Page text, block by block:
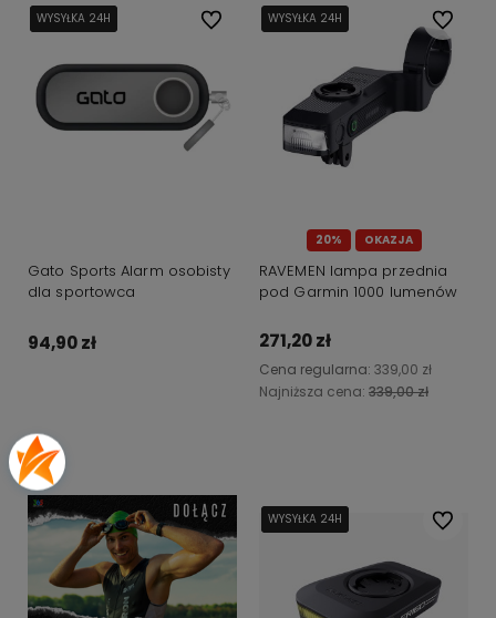
WYSYŁKA 24H
WYSYŁKA 24H
WYSYŁKA 24H
Gato Sports Alarm osobisty
dla sportowca
94,90 zł
Do ulubionych
20% OKAZJA
WYSYŁKA 24H
WYSYŁKA 24H
RAVEMEN lampa przednia
pod Garmin 1000 lumenów
271,20 zł
Cena regularna: 339,00 zł
Najniższa cena: 339,00 zł
Do
WYSYŁKA 24H
WYSYŁKA 24H
WYSYŁKA 24H Do